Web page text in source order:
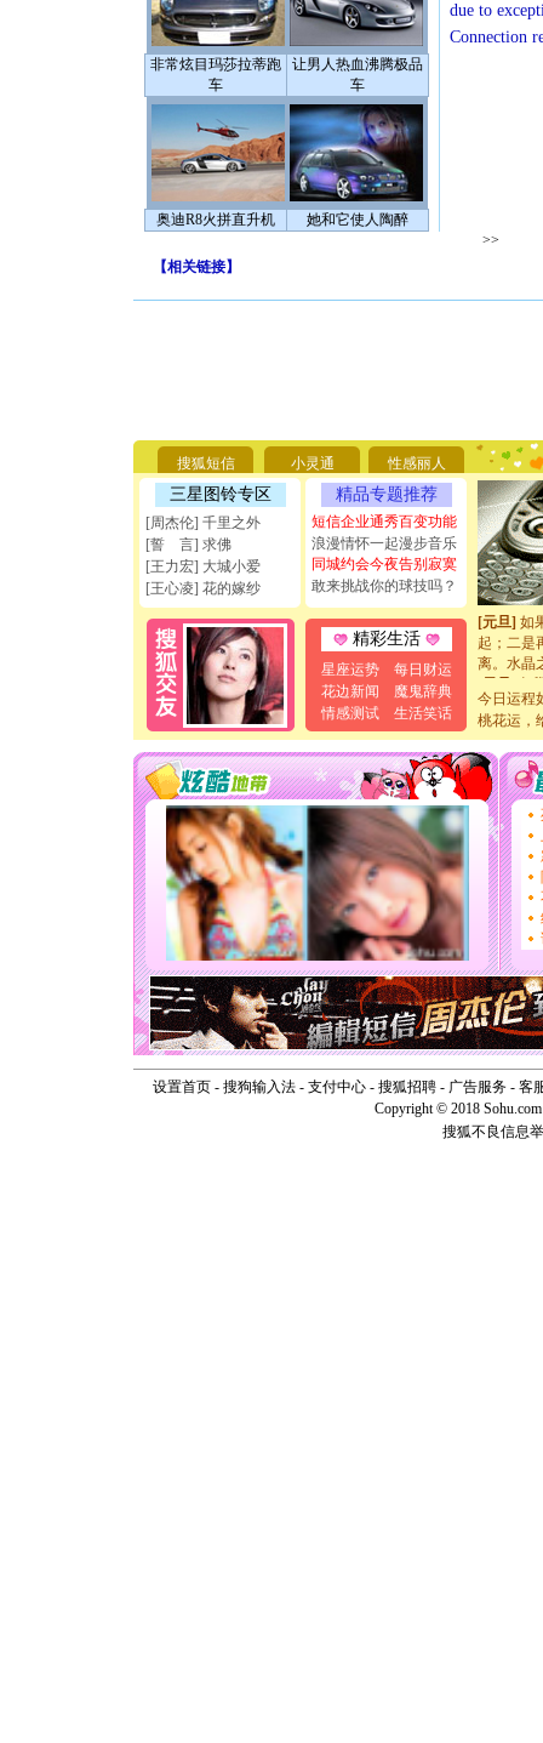
非常炫目玛莎拉蒂跑
车
让男人热血沸腾极品
车
奥迪R8火拼直升机 她和它使人陶醉
due to
Connection
>>
【相关链接】
搜狐短信 小灵通 性感丽人
三星图铃专区
[周杰伦] 千里之外
[誓 言] 求佛
[王力宏] 大城小爱
[王心凌] 花的嫁纱
精品专题推荐
短信企业通秀百变功能
浪漫情怀一起漫步音乐
同城约会今夜告别寂寞
敢来挑战你的球技吗？
精彩生活
星座运势
每日财运
花边新闻
魔鬼辞典
情感测试
生活笑话
[圣诞节]
能正大
天都要快
[圣诞节]
如意,快
[元旦]看
断电。爱
你是我专
[元旦]如
起；二是
离。水晶
[元旦]当
卖了。
[春节]风
颜！冬去
道一声平
[春节]传
片叶子
送你一
[圣诞节]
你太多
要平安
[圣诞节]
能正大
天都要快
[圣诞节]
如意,快
[元旦]看
断电。爱
你是我专
[元旦]
如
起；二是
[元旦]当
今日运程
桃花运，
设置首页- 搜狗输入法- 支付中心- 搜狐招聘- 广告服务- 客
Copyright © 2018
搜狐不良信息